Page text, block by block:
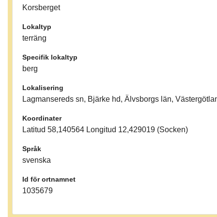
Korsberget
Lokaltyp
terräng
Specifik lokaltyp
berg
Lokalisering
Lagmansereds sn, Bjärke hd, Älvsborgs län,
Koordinater
Latitud 58,140564 Longitud 12,429019 (Socken)
Språk
svenska
Id för ortnamnet
1035679